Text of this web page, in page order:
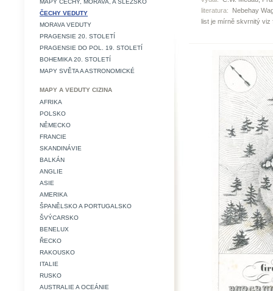
MAPY ČECHY, MORAVA, A SLEZSKO
ČECHY VEDUTY
MORAVA VEDUTY
PRAGENSIE 20. STOLETÍ
PRAGENSIE DO POL. 19. STOLETÍ
BOHEMIKA 20. STOLETÍ
MAPY SVĚTA A ASTRONOMICKÉ
MAPY A VEDUTY CIZINA
AFRIKA
POLSKO
NĚMECKO
FRANCIE
SKANDINÁVIE
BALKÁN
ANGLIE
ASIE
AMERIKA
ŠPANĚLSKO A PORTUGALSKO
ŠVÝCARSKO
BENELUX
ŘECKO
RAKOUSKO
ITALIE
RUSKO
AUSTRALIE A OCEÁNIE
literatura:
Nebehay
list je mírně skvrnitý viz